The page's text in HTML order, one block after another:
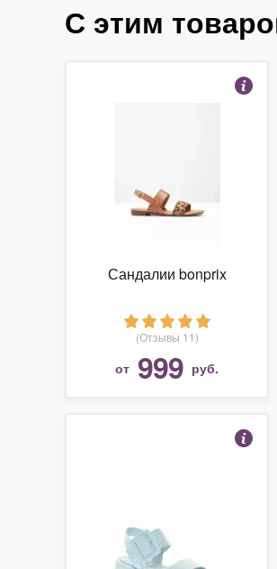
С этим
Сандалии bonprix
(Отзывы 11)
от 999 руб.